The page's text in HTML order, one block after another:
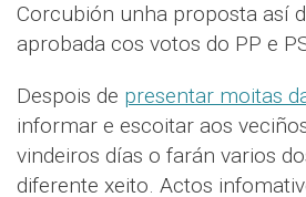
Corcubión unha proposta así
aprobada cos votos do PP e
Despois de presentar moitas
informar e escoitar aos
vindeiros días o farán varios
diferente xeito. Actos